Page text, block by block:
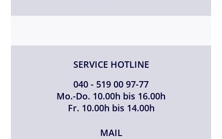
SERVICE HOTLINE
040 - 519 00 97-77
Mo.-Do. 10.00h bis 16.00h
Fr. 10.00h bis 14.00h
MAIL